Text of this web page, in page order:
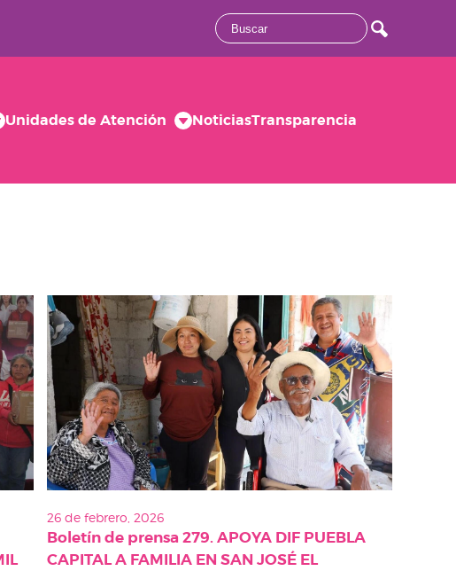
Unidades de Atención NoticiasTransparencia
26 de febrero, 2026
Boletín de prensa 279. APOYA DIF PUEBLA
CAPITAL A FAMILIA EN SAN JOSÉ EL